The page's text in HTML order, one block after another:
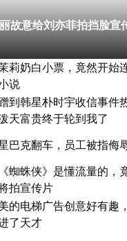
故意给刘亦菲拍挡脸宣
莉奶白小票，竟然开始
说
到韩星朴时宇收信事件
天富贵终于轮到我了
巴克翻车，员工被指侮
《蜘蛛侠》是懂流量的，
拍宣传片
的电梯广告创意好有趣
了天才